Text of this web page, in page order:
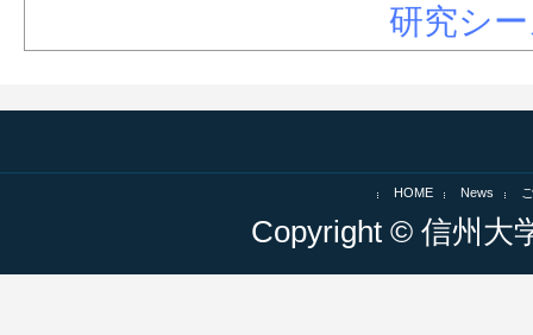
研究シ
HOME News
Copyright © 信州大